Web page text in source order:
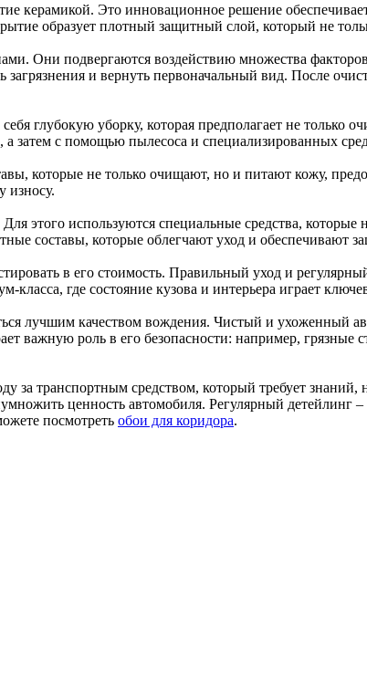
керамикой. Это инновационное решение
образует плотный защитный слой, который не
Они подвергаются воздействию множества
и вернуть первоначальный вид. После
глубокую уборку, которая предполагает не только
затем с помощью пылесоса и специализированных
которые не только очищают, но и питают кожу,
износу.
этого используются специальные средства,
составы, которые облегчают уход и обеспечивают
в его стоимость. Правильный уход и
где состояние кузова и интерьера играет
лучшим качеством вождения. Чистый и ухоженный
важную роль в его безопасности: например,
за транспортным средством, который требует
ценность автомобиля. Регулярный детейлинг
посмотреть обои для коридора.